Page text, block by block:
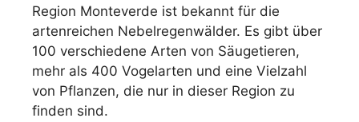
Region Monteverde ist bekannt für die
artenreichen Nebelregenwälder. Es gibt über
100 verschiedene Arten von Säugetieren,
mehr als 400 Vogelarten und eine Vielzahl
von Pflanzen, die nur in dieser Region zu
finden sind.